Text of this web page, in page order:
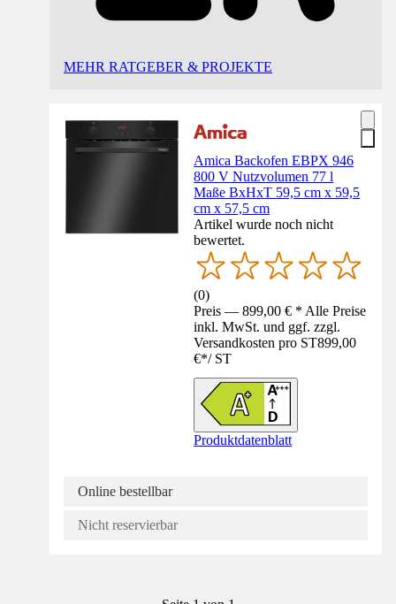
MEHR RATGEBER & PROJEKTE
Amica Backofen EBPX 946
800 V Nutzvolumen 77 l
Maße BxHxT 59,5 cm x 59,5
cm x 57,5 cm
Artikel wurde noch nicht
bewertet.
(0)
Preis — 899,00 € * Alle Preise
inkl. MwSt. und ggf. zzgl.
Versandkosten pro ST899,00
€*/ ST
Produktdatenblatt
Online bestellbar
Nicht reservierbar